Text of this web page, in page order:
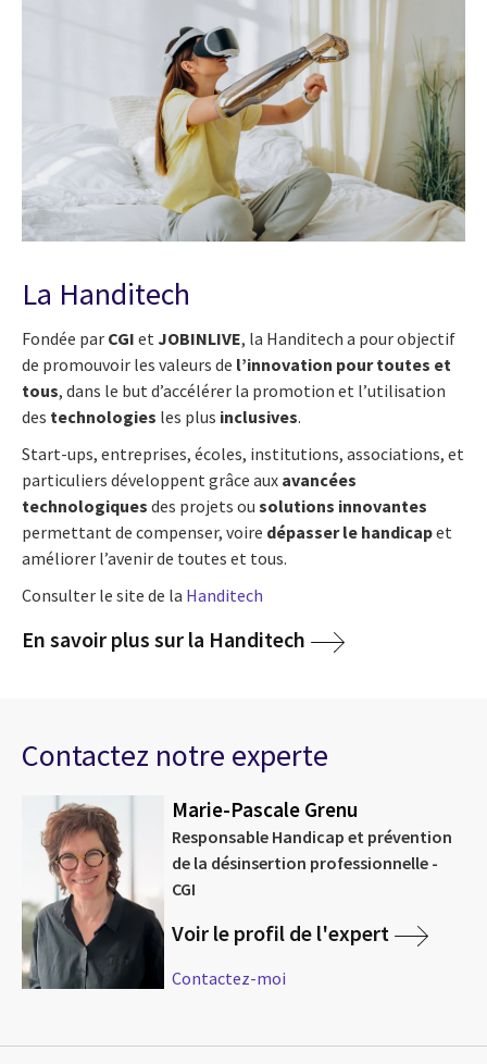
La Handitech
Fondée par CGI etJOBINLIVE, la Handitech a pour objectif
de promouvoir les valeurs de l’innovation pour toutes et
tous, dans le but d’accélérer la promotion et l’utilisation
des technologies les plus inclusives.
Start-ups, entreprises, écoles, institutions, associations, et
particuliers développent grâce aux avancées
technologiques des projets ou solutions innovantes
permettant de compenser, voire dépasser le handicapet
améliorer l’avenir de toutes et tous.
Consulter le site de la Handitech
En savoir plus sur la Handitech
Contactez notre experte
Marie-Pascale Grenu
Responsable Handicap et prévention
de la désinsertion professionnelle -
CGI
Voir le profil de l'expert
Contactez-moi